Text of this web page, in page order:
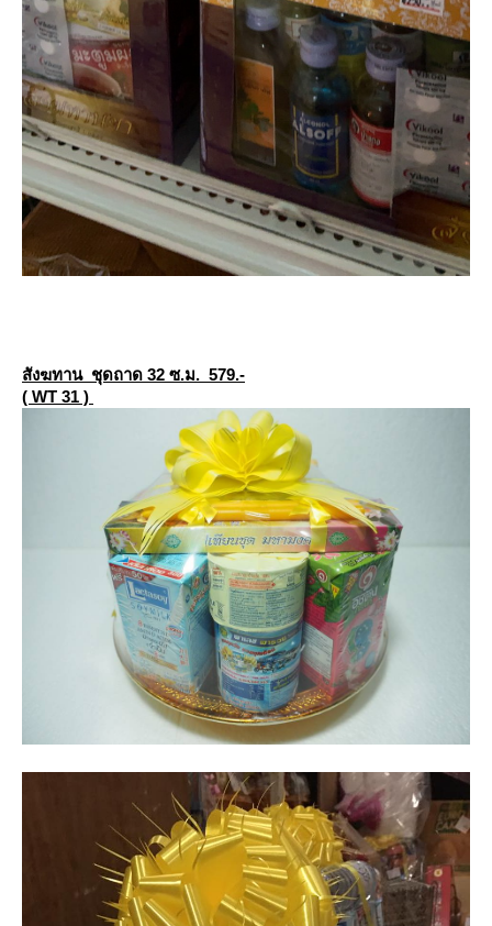
สังฆทาน ชุดถาด 32 ซ.ม. 579.-
( WT 31 )